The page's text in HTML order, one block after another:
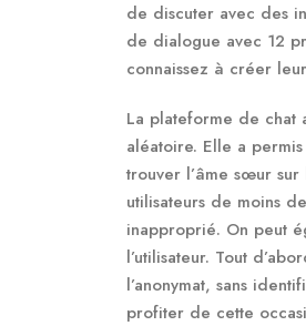
de discuter avec des
de dialogue avec 12
connaissez à créer
La plateforme de chat
aléatoire. Elle a
trouver l’âme sœur
utilisateurs de moins
inapproprié. On peut
l’utilisateur. Tout
l’anonymat, sans
profiter de cette